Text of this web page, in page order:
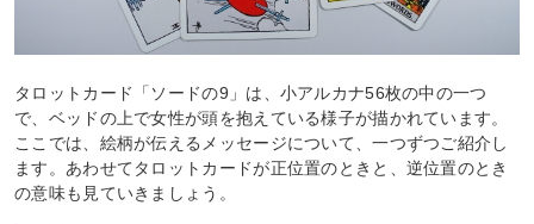
タロットカード「ソードの9」は、小アルカナ56枚の中の一つ
で、ベッドの上で女性が頭を抱えている様子が描かれています。
ここでは、絵柄が伝えるメッセージについて、一つずつご紹介し
ます。あわせてタロットカードが正位置のときと、逆位置のとき
の意味も見ていきましょう。